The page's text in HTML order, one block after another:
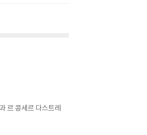
르 콩세르 다스트레